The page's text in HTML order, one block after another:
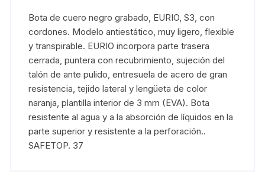
Bota de cuero negro grabado, EURIO, S3, con
cordones. Modelo antiestático, muy ligero, flexible
y transpirable. EURIO incorpora parte trasera
cerrada, puntera con recubrimiento, sujeción del
talón de ante pulido, entresuela de acero de gran
resistencia, tejido lateral y lengüeta de color
naranja, plantilla interior de 3 mm (EVA). Bota
resistente al agua y a la absorción de líquidos en la
parte superior y resistente a la perforación..
SAFETOP. 37